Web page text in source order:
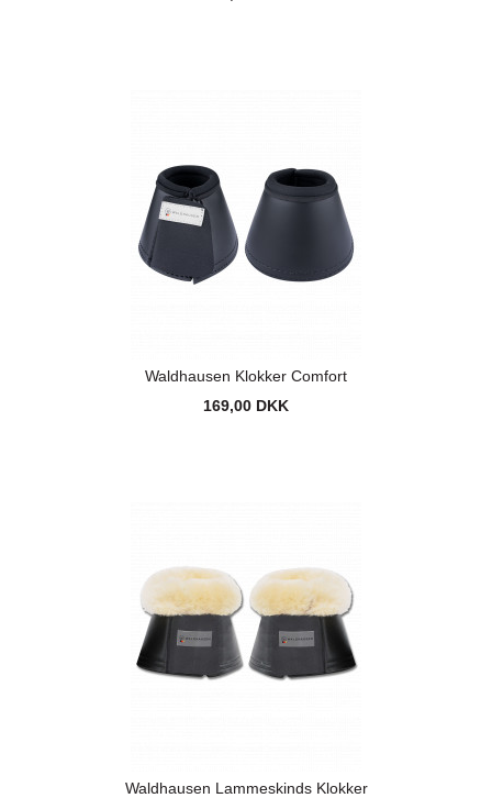
Waldhausen Klokker Comfort
169,00 DKK
Waldhausen Lammeskinds Klokker